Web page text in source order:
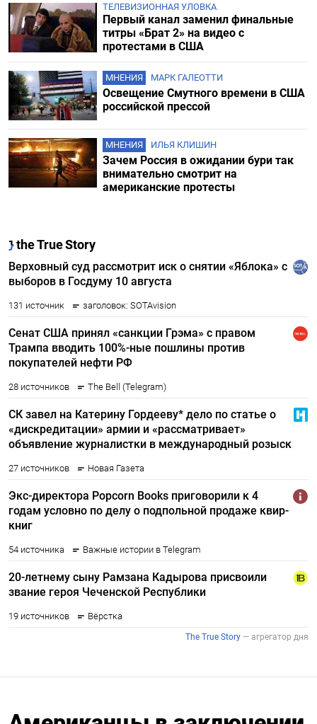
ТЕЛЕВИЗИОННАЯ УЛОВКА
Первый канал заменил финальные
титры «Брат 2» на видео с
протестами в США
МНЕНИЯ МАРК ГАЛЕОТТИ
Освещение Cмутного времени в США
российской прессой
МНЕНИЯ ИЛЬЯ КЛИШИН
Зачем Россия в ожидании бури так
внимательно смотрит на
американские протесты